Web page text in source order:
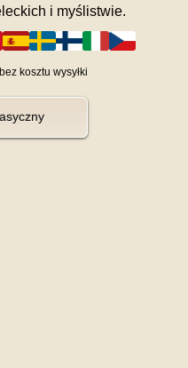
i myślistwie.
bez kosztu wysyłki